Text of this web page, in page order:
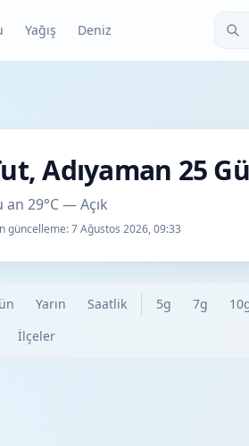
Yağış Deniz
Adıyaman 25
an 29°C — Açık
güncelleme:7 Ağustos 2026, 09:33
Yarın Saatlik 5g 7g
İlçeler